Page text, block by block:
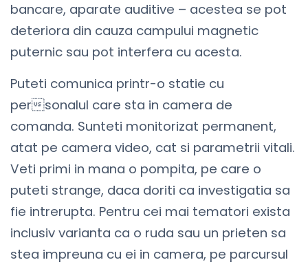
bancare, aparate auditive – acestea se pot
deteriora din cauza campului magnetic
puternic sau pot interfera cu acesta.
Puteti comunica printr-o statie cu
personalul care sta in camera de
comanda. Sunteti monitorizat permanent,
atat pe camera video, cat si parametrii vitali.
Veti primi in mana o pompita, pe care o
puteti strange, daca doriti ca investigatia sa
fie intrerupta. Pentru cei mai tematori exista
inclusiv varianta ca o ruda sau un prieten sa
stea impreuna cu ei in camera, pe parcursul